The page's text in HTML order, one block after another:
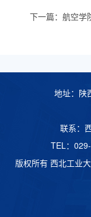
下一篇：航空学
地址：陕
联系：
TEL：
版权所有 西北工业